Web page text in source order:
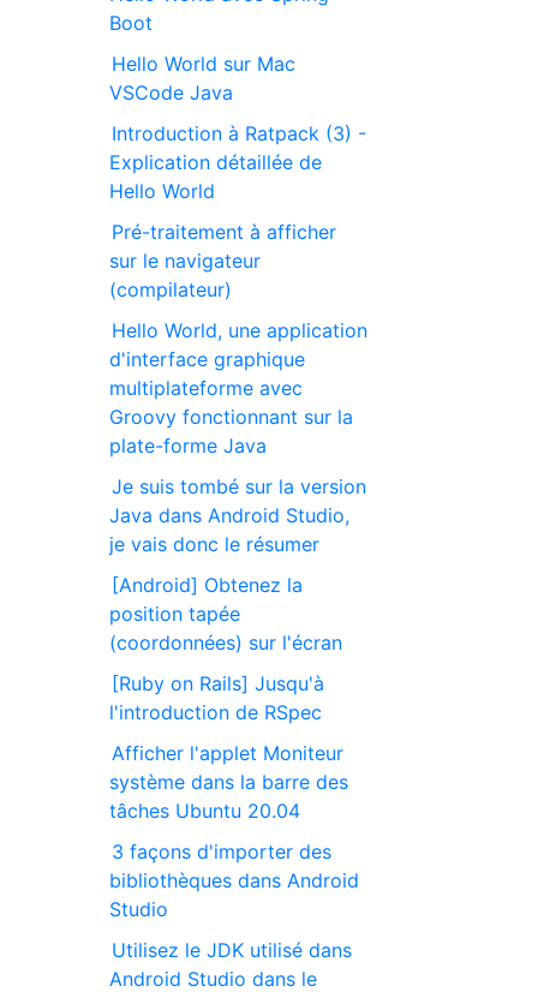
Boot
Hello World sur Mac
VSCode Java
Introduction à Ratpack (3) -
Explication détaillée de
Hello World
Pré-traitement à afficher
sur le navigateur
(compilateur)
Hello World, une application
d'interface graphique
multiplateforme avec
Groovy fonctionnant sur la
plate-forme Java
Je suis tombé sur la version
Java dans Android Studio,
je vais donc le résumer
[Android] Obtenez la
position tapée
(coordonnées) sur l'écran
[Ruby on Rails] Jusqu'à
l'introduction de RSpec
Afficher l'applet Moniteur
système dans la barre des
tâches Ubuntu 20.04
3 façons d'importer des
bibliothèques dans Android
Studio
Utilisez le JDK utilisé dans
Android Studio dans le